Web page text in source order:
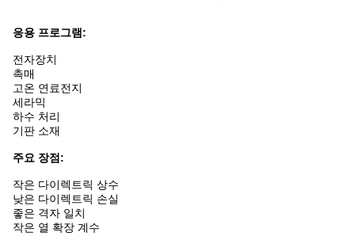
응용 프로그램:
전자장치
촉매
고온 연료전지
세라믹
하수 처리
기판 소재
주요 장점:
작은 다이렉트릭 상수
낮은 다이렉트릭 손실
좋은 격자 일치
작은 열 확장 계수